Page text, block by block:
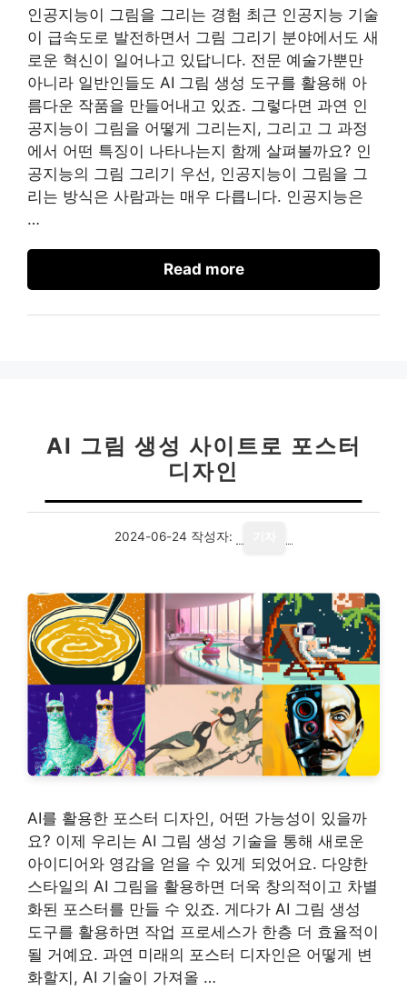
인공지능이 그림을 그리는 경험 최근 인공지능 기술
이 급속도로 발전하면서 그림 그리기 분야에서도 새
로운 혁신이 일어나고 있답니다. 전문 예술가뿐만
아니라 일반인들도 AI 그림 생성 도구를 활용해 아
름다운 작품을 만들어내고 있죠. 그렇다면 과연 인
공지능이 그림을 어떻게 그리는지, 그리고 그 과정
에서 어떤 특징이 나타나는지 함께 살펴볼까요? 인
공지능의 그림 그리기 우선, 인공지능이 그림을 그
리는 방식은 사람과는 매우 다릅니다. 인공지능은
…
Read more
AI 그림 생성 사이트로 포스터
디자인
2024-06-24 작성자:
AI를 활용한 포스터 디자인, 어떤 가능성이 있을까
요? 이제 우리는 AI 그림 생성 기술을 통해 새로운
아이디어와 영감을 얻을 수 있게 되었어요. 다양한
스타일의 AI 그림을 활용하면 더욱 창의적이고 차별
화된 포스터를 만들 수 있죠. 게다가 AI 그림 생성
도구를 활용하면 작업 프로세스가 한층 더 효율적이
될 거예요. 과연 미래의 포스터 디자인은 어떻게 변
화할지, AI 기술이 가져올 …